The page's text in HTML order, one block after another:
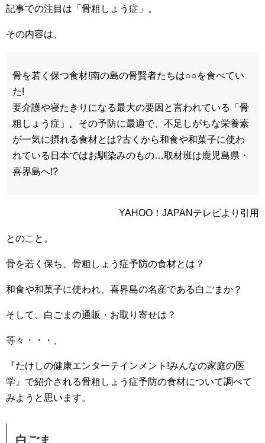
記事での注目は「骨粗しょう症」。
その内容は、
骨を若く保つ食材!南の島の骨賢者たちは○○を食べてい
た!
要介護や寝たきりになる最大の要因と言われている「骨
粗しょう症」。その予防に最適で、不足しがちな栄養素
が一気に摂れる食材とは?古くから和食や和菓子に使わ
れている日本ではお馴染みのもの…取材班は鹿児島県・
喜界島へ!?
YAHOO！JAPANテレビより引用
とのこと。
骨を若く保ち、骨粗しょう症予防の食材とは？
和食や和菓子に使われ、喜界島の名産である白ごまか？
そして、白ごまの通販・お取り寄せは？
等々・・・、
『たけしの健康エンターテインメント!みんなの家庭の医
学』で紹介される骨粗しょう症予防の食材について調べて
みようと思います。
白ごま